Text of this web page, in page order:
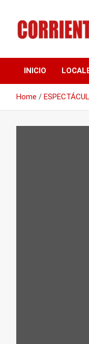
content
TARDE
INICIO
Home